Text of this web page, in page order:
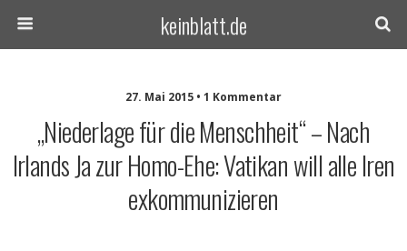
keinblatt.de
27. Mai 2015 • 1 Kommentar
„Niederlage für die Menschheit“ – Nach
Irlands Ja zur Homo-Ehe: Vatikan will alle Iren
exkommunizieren